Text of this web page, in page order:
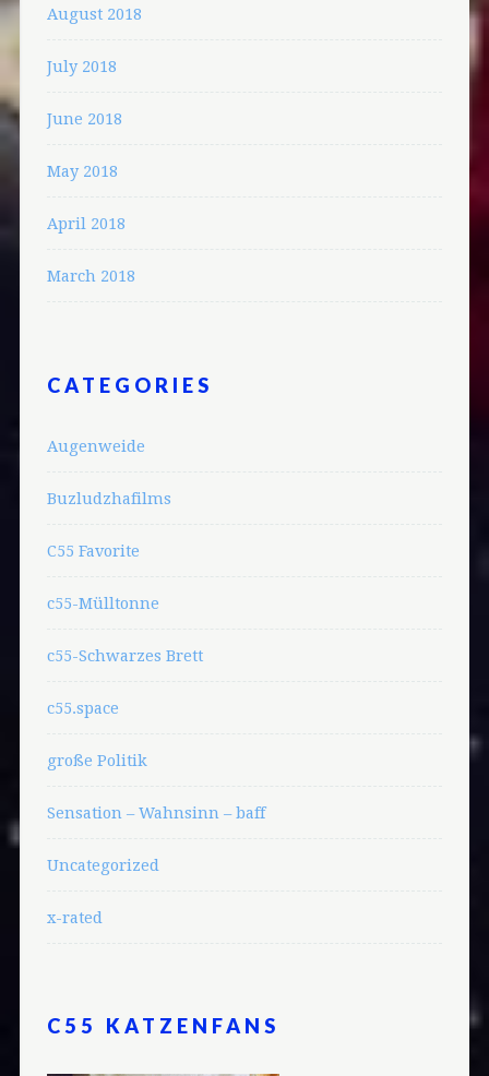
August 2018
July 2018
June 2018
May 2018
April 2018
March 2018
CATEGORIES
Augenweide
Buzludzhafilms
C55 Favorite
c55-Mülltonne
c55-Schwarzes Brett
c55.space
große Politik
Sensation – Wahnsinn – baff
Uncategorized
x-rated
C55 KATZENFANS